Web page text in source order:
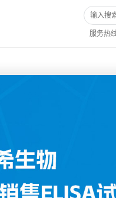
服务热线